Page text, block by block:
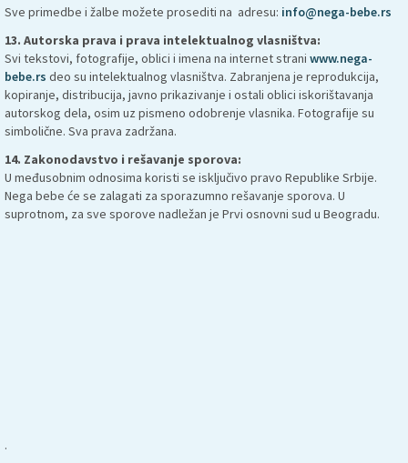
Sve primedbe i žalbe možete prosediti na adresu: info@nega-bebe.rs
13. Autorska prava i prava intelektualnog vlasništva:
Svi tekstovi, fotografije, oblici i imena na internet strani www.nega-
bebe.rs deo su intelektualnog vlasništva. Zabranjena je reprodukcija,
kopiranje, distribucija, javno prikazivanje i ostali oblici iskorištavanja
autorskog dela, osim uz pismeno odobrenje vlasnika. Fotografije su
simbolične. Sva prava zadržana.
14. Zakonodavstvo i rešavanje sporova:
U međusobnim odnosima koristi se isključivo pravo Republike Srbije.
Nega bebe će se zalagati za sporazumno rešavanje sporova. U
suprotnom, za sve sporove nadležan je Prvi osnovni sud u Beogradu.
.